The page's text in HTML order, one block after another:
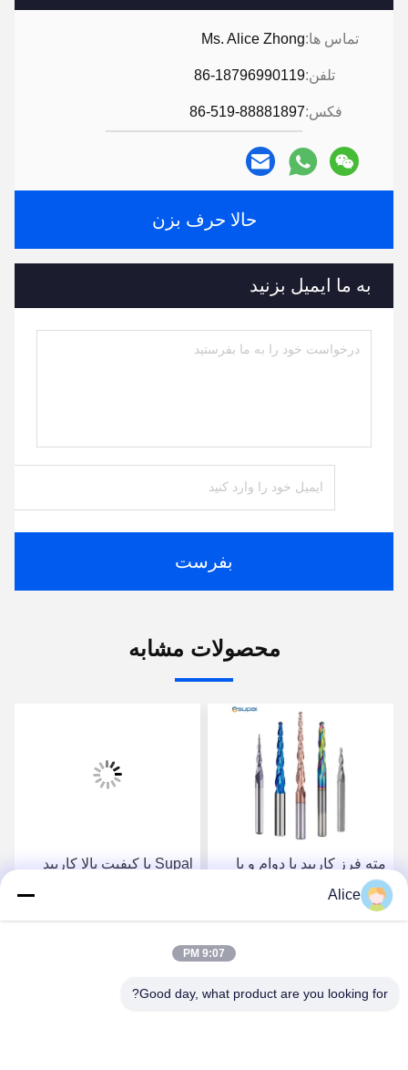
تماس ها:Ms. Alice Zhong
تلفن:86-18796990119
فکس:86-519-88881897
حالا حرف بزن
به ما ایمیل بزنید
بفرست
محصولات مشابه
مته فرز کاربید با دوام و با
کیفیت بالا برای کاربردهای
دقیق نجاری
بهترین قیمت رو بدست
بیار
Supal با کیفیت بالا کاربید
Alice
9:07 PM
Good day, what product are you looking for?